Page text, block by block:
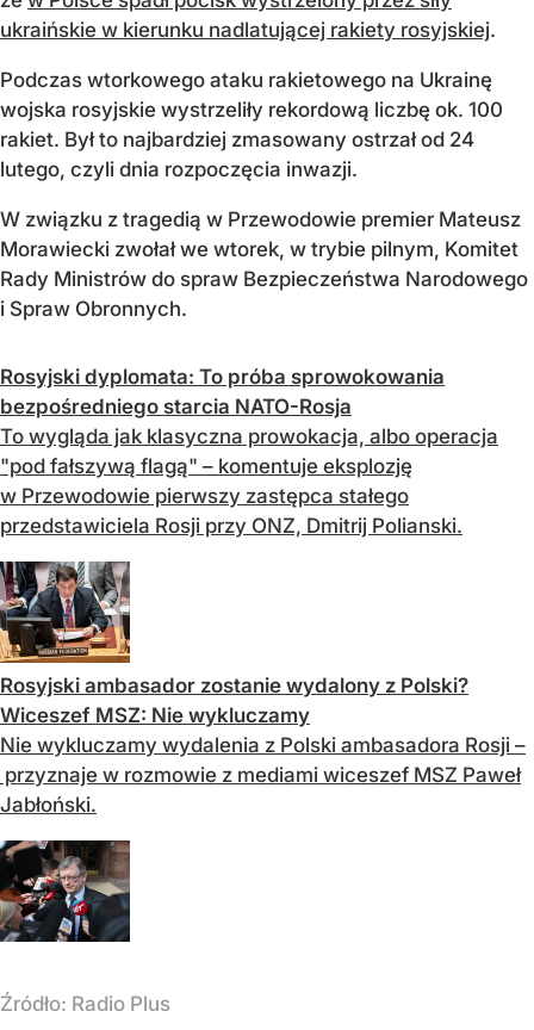
ukraińskie w kierunku nadlatującej rakiety rosyjskiej.
Podczas wtorkowego ataku rakietowego na Ukrainę
wojska rosyjskie wystrzeliły rekordową liczbę ok. 100
rakiet. Był to najbardziej zmasowany ostrzał od 24
lutego, czyli dnia rozpoczęcia inwazji.
W związku z tragedią w Przewodowie premier Mateusz
Morawiecki zwołał we wtorek, w trybie pilnym, Komitet
Rady Ministrów do spraw Bezpieczeństwa Narodowego
i Spraw Obronnych.
Rosyjski dyplomata: To próba sprowokowania
bezpośredniego starcia NATO-Rosja
To wygląda jak klasyczna prowokacja, albo operacja
"pod fałszywą flagą" – komentuje eksplozję
w Przewodowie pierwszy zastępca stałego
przedstawiciela Rosji przy ONZ, Dmitrij Polianski.
Rosyjski ambasador zostanie wydalony z Polski?
Wiceszef MSZ: Nie wykluczamy
Nie wykluczamy wydalenia z Polski ambasadora Rosji –
przyznaje w rozmowie z mediami wiceszef MSZ Paweł
Jabłoński.
Źródło: Radio Plus